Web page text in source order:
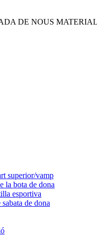
DE NOUS
superior/vamp
la bota de dona
esportiva
de dona